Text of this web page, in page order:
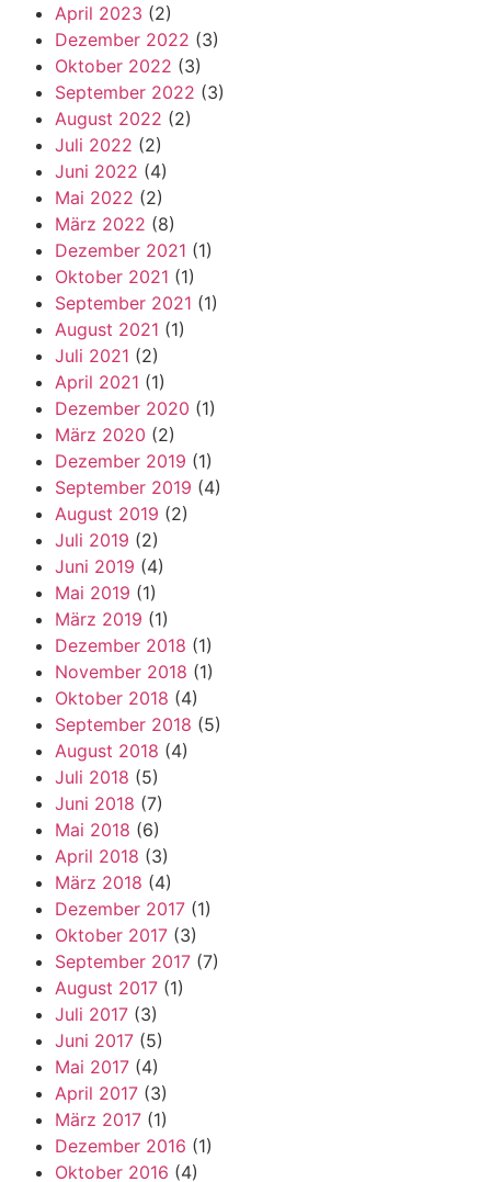
April 2023 (2)
Dezember 2022 (3)
Oktober 2022 (3)
September 2022 (3)
August 2022 (2)
Juli 2022 (2)
Juni 2022 (4)
Mai 2022 (2)
März 2022 (8)
Dezember 2021 (1)
Oktober 2021 (1)
September 2021 (1)
August 2021 (1)
Juli 2021 (2)
April 2021 (1)
Dezember 2020 (1)
März 2020 (2)
Dezember 2019 (1)
September 2019 (4)
August 2019 (2)
Juli 2019 (2)
Juni 2019 (4)
Mai 2019 (1)
März 2019 (1)
Dezember 2018 (1)
November 2018 (1)
Oktober 2018 (4)
September 2018 (5)
August 2018 (4)
Juli 2018 (5)
Juni 2018 (7)
Mai 2018 (6)
April 2018 (3)
März 2018 (4)
Dezember 2017 (1)
Oktober 2017 (3)
September 2017 (7)
August 2017 (1)
Juli 2017 (3)
Juni 2017 (5)
Mai 2017 (4)
April 2017 (3)
März 2017 (1)
Dezember 2016 (1)
Oktober 2016 (4)